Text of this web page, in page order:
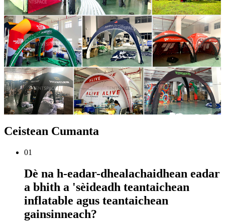
Ceistean Cumanta
01
Dè na h-eadar-dhealachaidhean eadar
a bhith a 'sèideadh teantaichean
inflatable agus teantaichean
gainsinneach?